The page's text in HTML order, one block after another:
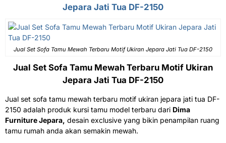
Jepara Jati Tua DF-2150
Jual Set Sofa Tamu Mewah Terbaru Motif Ukiran Jepara Jati Tua DF-2150
Jual Set Sofa Tamu Mewah Terbaru Motif Ukiran
Jepara Jati Tua DF-2150
Jual set sofa tamu mewah terbaru motif ukiran jepara jati tua DF-
2150 adalah produk kursi tamu model terbaru dari Dima
Furniture Jepara, desain exclusive yang bikin penampilan ruang
tamu rumah anda akan semakin mewah.